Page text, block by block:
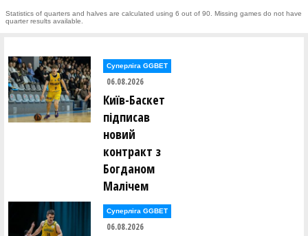
Statistics of quarters and halves are calculated using 6 out of 90. Missing games do not have
quarter results available.
Суперліга GGBET
06.08.2026
Київ-Баскет
підписав
новий
контракт з
Богданом
Малічем
Суперліга GGBET
06.08.2026